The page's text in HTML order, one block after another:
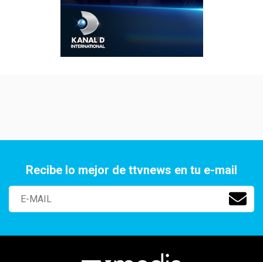
Recibe lo mejor de ttvnews en tu e-mail